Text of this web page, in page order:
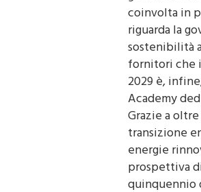
coinvolta in
riguarda la
sostenibilità
fornitori che
2029 è,
Academy
Grazie a
transizione
energie
prospettiva